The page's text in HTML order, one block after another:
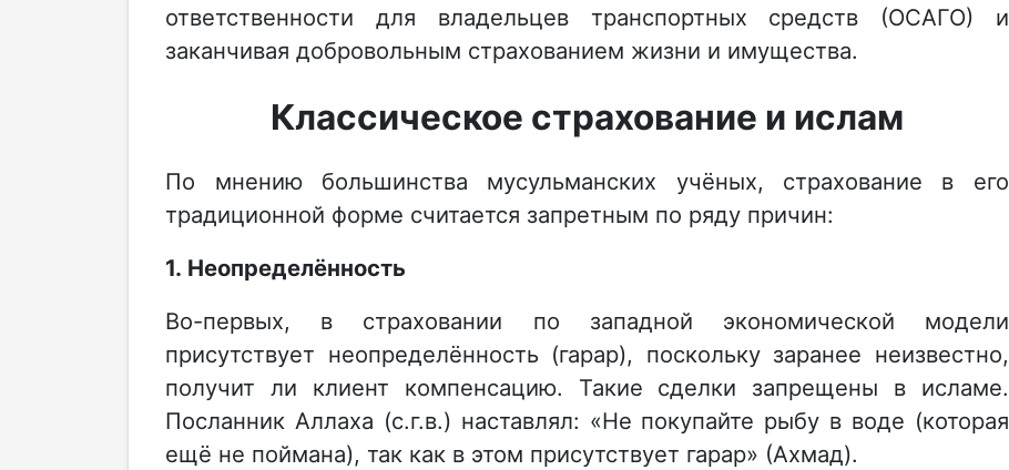
ответственности для владельцев транспортных средств (ОСАГО) и
заканчивая добровольным страхованием жизни и имущества.
Классическое страхование и ислам
По мнению большинства мусульманских учёных, страхование в его
традиционной форме считается запретным по ряду причин:
1. Неопределённость
Во-первых, в страховании по западной экономической модели
присутствует неопределённость (гарар), поскольку заранее неизвестно,
получит ли клиент компенсацию. Такие сделки запрещены в исламе.
Посланник Аллаха (с.г.в.) наставлял: «Не покупайте рыбу в воде (которая
ещё не поймана), так как в этом присутствует гарар» (Ахмад).